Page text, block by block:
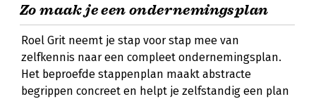
Zo maak je een ondernemingsplan
Roel Grit neemt je stap voor stap mee van
zelfkennis naar een compleet ondernemingsplan.
Het beproefde stappenplan maakt abstracte
begrippen concreet en helpt je zelfstandig een plan